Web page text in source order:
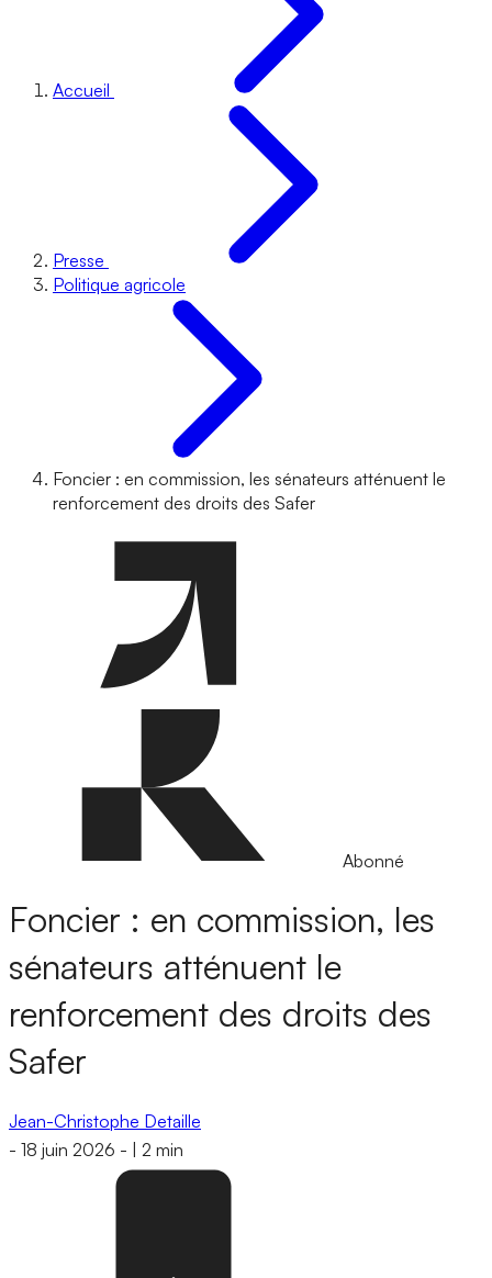
Accueil
Presse
Politique agricole
Foncier : en commission, les sénateurs atténuent le
renforcement des droits des Safer
Abonné
Foncier : en commission, les
sénateurs atténuent le
renforcement des droits des
Safer
Jean-Christophe Detaille
- 18 juin 2026 - 2 min